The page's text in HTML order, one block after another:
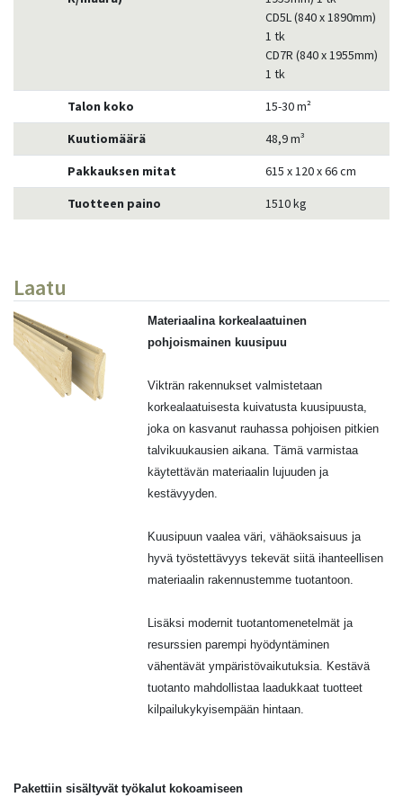
Laatu
Materiaalina korkealaatuinen
pohjoismainen kuusipuu
Vikträn rakennukset valmistetaan
korkealaatuisesta kuivatusta kuusipuusta,
joka on kasvanut rauhassa pohjoisen pitkien
talvikuukausien aikana. Tämä varmistaa
käytettävän materiaalin lujuuden ja
kestävyyden.
Kuusipuun vaalea väri, vähäoksaisuus ja
hyvä työstettävyys tekevät siitä ihanteellisen
materiaalin rakennustemme tuotantoon.
Lisäksi modernit tuotantomenetelmät ja
resurssien parempi hyödyntäminen
vähentävät ympäristövaikutuksia. Kestävä
tuotanto mahdollistaa laadukkaat tuotteet
kilpailukykyisempään hintaan.
Pakettiin sisältyvät työkalut kokoamiseen
CD5L (840 x 1890mm)
1 tk
CD7R (840 x 1955mm)
1 tk
Talon koko
15-30 m²
Kuutiomäärä
48,9 m³
Pakkauksen mitat
615 x 120 x 66 cm
Tuotteen paino
1510 kg